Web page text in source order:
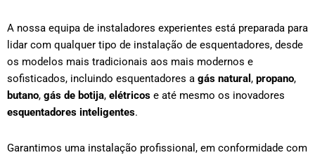
A nossa equipa de instaladores experientes está preparada para
lidar com qualquer tipo de instalação de esquentadores, desde
os modelos mais tradicionais aos mais modernos e
sofisticados, incluindo esquentadores a gás natural , propano,
butano, gás de botija, elétricos e até mesmo os inovadores
esquentadores inteligentes.
Garantimos uma instalação profissional, em conformidade com